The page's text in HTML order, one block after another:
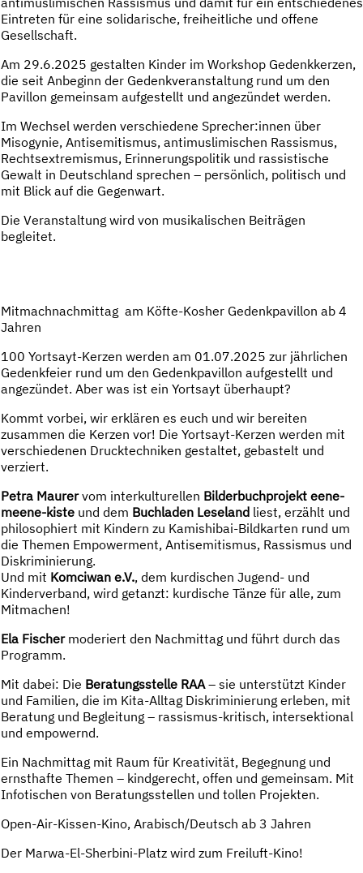
Eintreten für eine solidarische, freiheitliche und offene
Gesellschaft.
Am 29.6.2025 gestalten Kinder im Workshop Gedenkkerzen,
die seit Anbeginn der Gedenkveranstaltung rund um den
Pavillon gemeinsam aufgestellt und angezündet werden.
Im Wechsel werden verschiedene Sprecher:innen über
Misogynie, Antisemitismus, antimuslimischen Rassismus,
Rechtsextremismus, Erinnerungspolitik und rassistische
Gewalt in Deutschland sprechen – persönlich, politisch und
mit Blick auf die Gegenwart.
Die Veranstaltung wird von musikalischen Beiträgen
begleitet.
Mitmachnachmittag am Köfte-Kosher Gedenkpavillon ab 4
Jahren
100 Yortsayt-Kerzen werden am 01.07.2025 zur jährlichen
Gedenkfeier rund um den Gedenkpavillon aufgestellt und
angezündet. Aber was ist ein Yortsayt überhaupt?
Kommt vorbei, wir erklären es euch und wir bereiten
zusammen die Kerzen vor! Die Yortsayt-Kerzen werden mit
verschiedenen Drucktechniken gestaltet, gebastelt und
verziert.
Petra Maurervom interkulturellen Bilderbuchprojekt eene-
meene-kisteund dem Buchladen Leselandliest, erzählt und
philosophiert mit Kindern zu Kamishibai-Bildkarten rund um
die Themen Empowerment, Antisemitismus, Rassismus und
Diskriminierung.
Und mit Komciwan e.V., dem kurdischen Jugend- und
Kinderverband, wird getanzt: kurdische Tänze für alle, zum
Mitmachen!
Ela Fischermoderiert den Nachmittag und führt durch das
Programm.
Mit dabei: Die Beratungsstelle RAA– sie unterstützt Kinder
und Familien, die im Kita-Alltag Diskriminierung erleben, mit
Beratung und Begleitung – rassismus-kritisch, intersektional
und empowernd.
Ein Nachmittag mit Raum für Kreativität, Begegnung und
ernsthafte Themen – kindgerecht, offen und gemeinsam. Mit
Infotischen von Beratungsstellen und tollen Projekten.
Open-Air-Kissen-Kino, Arabisch/Deutsch ab 3 Jahren
Der Marwa-El-Sherbini-Platz wird zum Freiluft-Kino!